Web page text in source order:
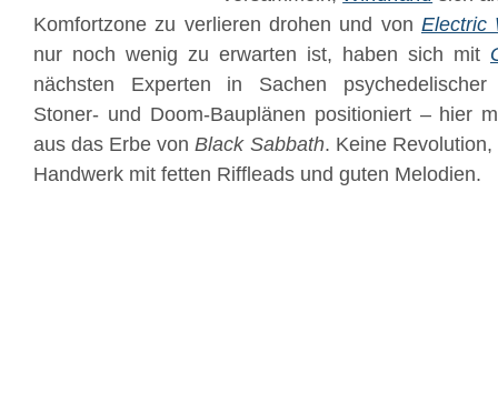
Komfortzone zu verlieren drohen und von Electric
nur noch wenig zu erwarten ist, haben sich mit
nächsten Experten in Sachen psychedelischer
Stoner- und Doom-Bauplänen positioniert – hier
aus das Erbe vonBlack Sabbath. Keine
Handwerk mit fetten Riffleads und guten Melodien.